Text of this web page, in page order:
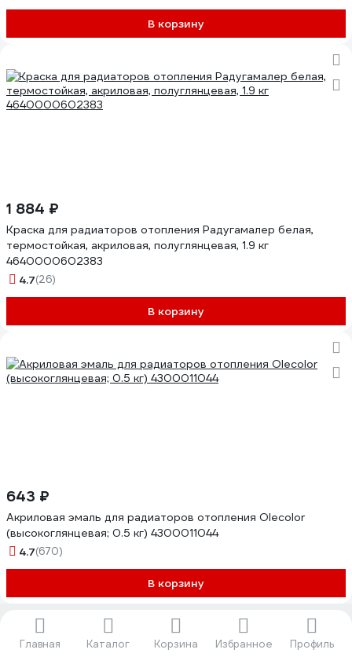
Главная Каталог Корзина Избранное Профиль
В корзину
1 884 ₽
Краска для радиаторов отопления Радугамалер белая,
термостойкая, акриловая, полуглянцевая, 1.9 кг
4640000602383
4.7(26)
В корзину
643 ₽
Акриловая эмаль для радиаторов отопления Olecolor
(высокоглянцевая; 0.5 кг) 4300011044
4.7(670)
В корзину
Показать еще 40
1 2 4 ... 16